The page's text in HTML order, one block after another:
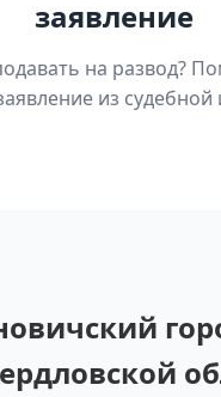
заявление
на развод?
из